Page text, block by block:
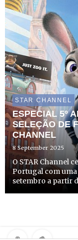
STAR CHANNEL
ESPECIAL 5º
SELEÇÃO DE
CHANNEL
8 September 2025
O STAR Channel
Portugal com uma
setembro a partir